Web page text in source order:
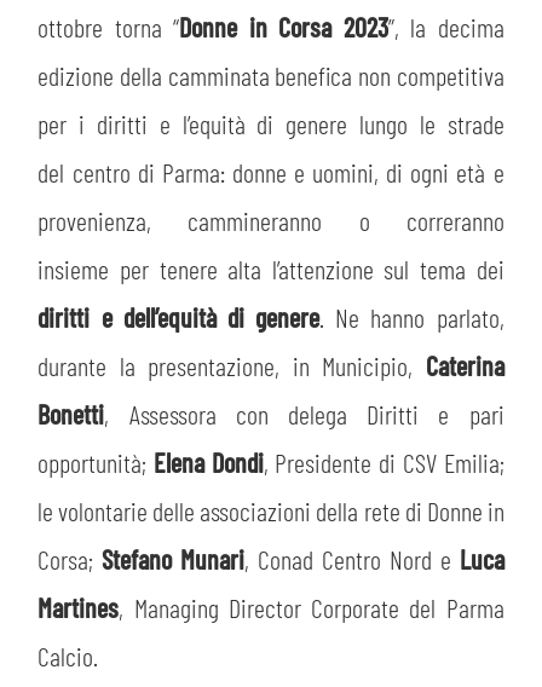
STORE
MUSEO
SLO
LAVORA CON NOI
INFORMATIVA FINANZIARIA
MEDIA
ACADEMY
LEGENDS
PARTNER
ottobre torna “Donne in Corsa 2023”, la decima
edizione della camminata benefica non competitiva
per i diritti e l’equità di genere lungo le strade
del centro di Parma: donne e uomini, di ogni età e
provenienza, cammineranno o correranno
insieme per tenere alta l’attenzione sul tema dei
diritti e dell’equità di genere. Ne hanno parlato,
durante la presentazione, in Municipio, Caterina
Bonetti, Assessora con delega Diritti e pari
opportunità; Elena Dondi, Presidente di CSV Emilia;
le volontarie delle associazioni della rete di Donne in
Corsa;Stefano Munari, Conad Centro Nord e Luca
Martines, Managing Director Corporate del Parma
Calcio.